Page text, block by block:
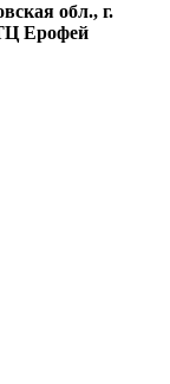
обл., г.
Ерофей